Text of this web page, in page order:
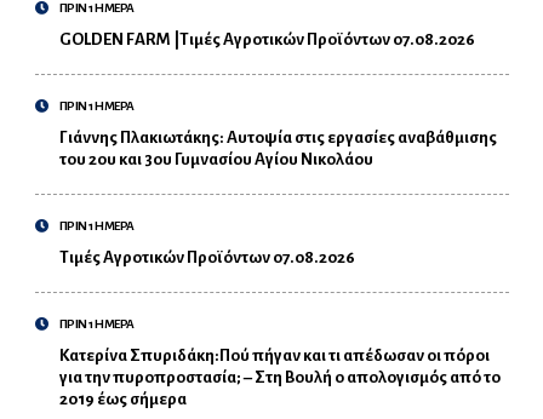
ΠΡΙΝ 1 ΗΜΕΡΑ
GOLDEN FARM |Τιμές Αγροτικών Προϊόντων 07.08.2026
ΠΡΙΝ 1 ΗΜΕΡΑ
Γιάννης Πλακιωτάκης: Αυτοψία στις εργασίες αναβάθμισης
του 2ου και 3ου Γυμνασίου Αγίου Νικολάου
ΠΡΙΝ 1 ΗΜΕΡΑ
Τιμές Αγροτικών Προϊόντων 07.08.2026
ΠΡΙΝ 1 ΗΜΕΡΑ
Κατερίνα Σπυριδάκη:Πού πήγαν και τι απέδωσαν οι πόροι
για την πυροπροστασία; – Στη Βουλή ο απολογισμός από το
2019 έως σήμερα